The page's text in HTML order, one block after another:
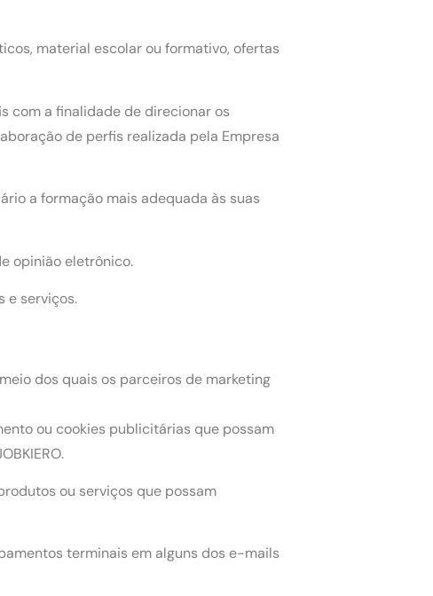
material escolar ou formativo, ofertas
com a finalidade de direcionar os
de perfis realizada pela Empresa
a formação mais adequada às suas
opinião eletrônico.
e serviços.
dos quais os parceiros de marketing
ou cookies publicitárias que possam
ou serviços que possam
terminais em alguns dos e-mails